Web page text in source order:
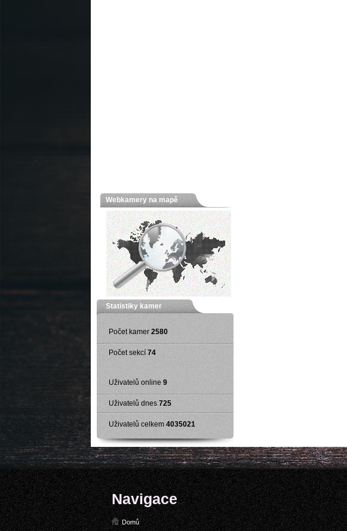
Webkamery na mapě
Statistiky kamer
Počet kamer 2580
Počet sekcí 74
Uživatelů online 9
Uživatelů dnes 725
Uživatelů celkem 4035021
Navigace
Domů